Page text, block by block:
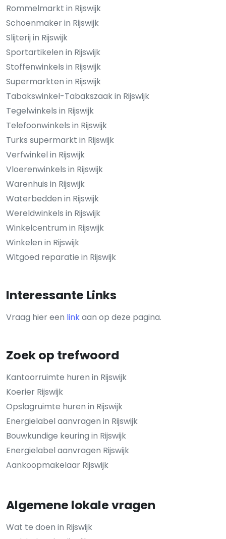
Rommelmarkt in Rijswijk
Schoenmaker in Rijswijk
Slijterij in Rijswijk
Sportartikelen in Rijswijk
Stoffenwinkels in Rijswijk
Supermarkten in Rijswijk
Tabakswinkel-Tabakszaak in Rijswijk
Tegelwinkels in Rijswijk
Telefoonwinkels in Rijswijk
Turks supermarkt in Rijswijk
Verfwinkel in Rijswijk
Vloerenwinkels in Rijswijk
Warenhuis in Rijswijk
Waterbedden in Rijswijk
Wereldwinkels in Rijswijk
Winkelcentrum in Rijswijk
Winkelen in Rijswijk
Witgoed reparatie in Rijswijk
Interessante Links
Vraag hier een linkaan op deze pagina.
Zoek op trefwoord
Kantoorruimte huren in Rijswijk
Koerier Rijswijk
Opslagruimte huren in Rijswijk
Energielabel aanvragen in Rijswijk
Bouwkundige keuring in Rijswijk
Energielabel aanvragen Rijswijk
Aankoopmakelaar Rijswijk
Algemene lokale vragen
Wat te doen in Rijswijk